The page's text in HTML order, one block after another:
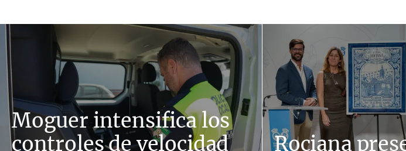
Moguer intensifica los
controles de velocidad
Rociana